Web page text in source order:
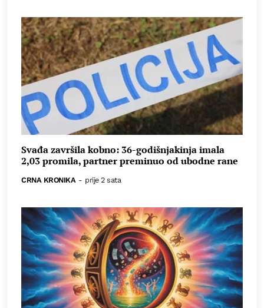
Svađa završila kobno: 36-godišnjakinja imala
2,03 promila, partner preminuo od ubodne rane
CRNA KRONIKA - prije 2 sata